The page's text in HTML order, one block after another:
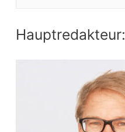
Hauptredakteur: